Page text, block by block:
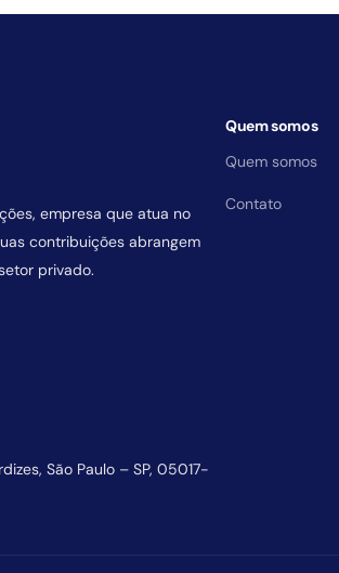
empresa que atua no
contribuições abrangem
privado.
São Paulo – SP, 05017-
Quem somos
Quem somos
Contato